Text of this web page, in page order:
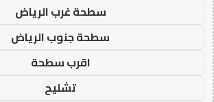
سطحة غرب الرياض
سطحة جنوب الرياض
اقرب سطحة
تشليح